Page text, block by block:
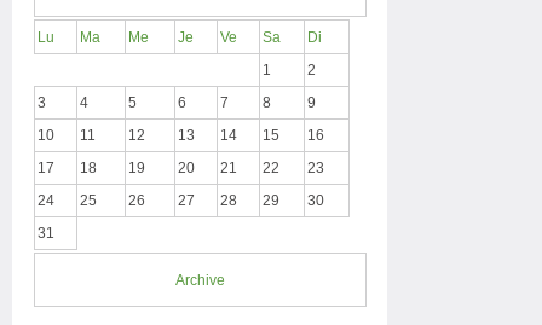
Lu Ma Me Je Ve Sa
Di
1
2
3
4 5 6 7 8
9
10
11 12 13 14 15
16
17
18 19 20 21 22
23
24
25 26 27 28 29
30
31
Archive